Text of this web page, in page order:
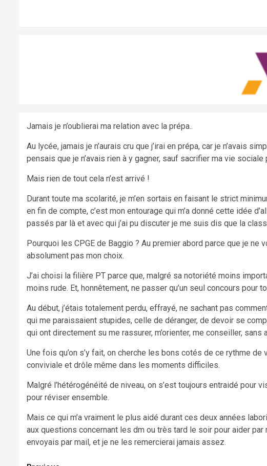
Jamais je n’oublierai ma relation avec la prépa..
Au lycée, jamais je n’aurais cru que j’irai en prépa, car je n’avais
pensais que je n’avais rien à y gagner, sauf sacrifier ma vie sociale
Mais rien de tout cela n’est arrivé !
Durant toute ma scolarité, je m’en sortais en faisant le strict
en fin de compte, c’est mon entourage qui m’a donné cette idée
passés par là et avec qui j’ai pu discuter je me suis dis que la
Pourquoi les CPGE de Baggio ? Au premier abord parce que je
absolument pas mon choix.
J’ai choisi la filière PT parce que, malgré sa notoriété moins
moins rude. Et, honnêtement, ne passer qu’un seul concours
Au début, j’étais totalement perdu, effrayé, ne sachant pas
qui me paraissaient stupides, celle de déranger, de devoir se
qui ont directement su me rassurer, m’orienter, me conseiller,
Une fois qu’on s’y fait, on cherche les bons cotés de ce rythme
conviviale et drôle même dans les moments difficiles.
Malgré l’hétérogénéité de niveau, on s’est toujours entraidé pour
pour réviser ensemble.
Mais ce qui m’a vraiment le plus aidé durant ces deux années
aux questions concernant les dm ou très tard le soir pour aider par
envoyais par mail, et je ne les remercierai jamais assez.